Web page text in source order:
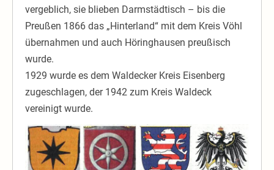
vergeblich, sie blieben Darmstädtisch – bis die
Preußen 1866 das „Hinterland“ mit dem Kreis Vöhl
übernahmen und auch Höringhausen preußisch
wurde.
1929 wurde es dem Waldecker Kreis Eisenberg
zugeschlagen, der 1942 zum Kreis Waldeck
vereinigt wurde.